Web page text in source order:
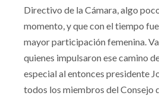
Directivo de la Cámara, algo
momento, y que con el tiempo
mayor participación femenina.
quienes impulsaron ese camino
especial al entonces presidente
todos los miembros del Consejo